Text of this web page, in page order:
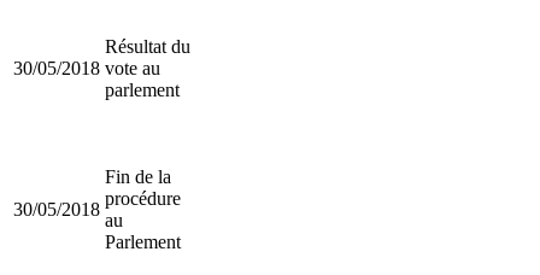
30/05/2018
Résultat du
vote au
parlement
30/05/2018
Fin de la
procédure
au
Parlement